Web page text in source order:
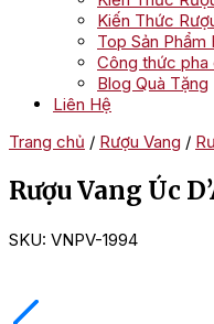
Kiến Thức
Top Sản Phẩm
Công thức pha
Blog Quà Tặng
Liên Hệ
Trang chủ / Rượu Vang /
Rượu Vang Úc
SKU: VNPV-1994